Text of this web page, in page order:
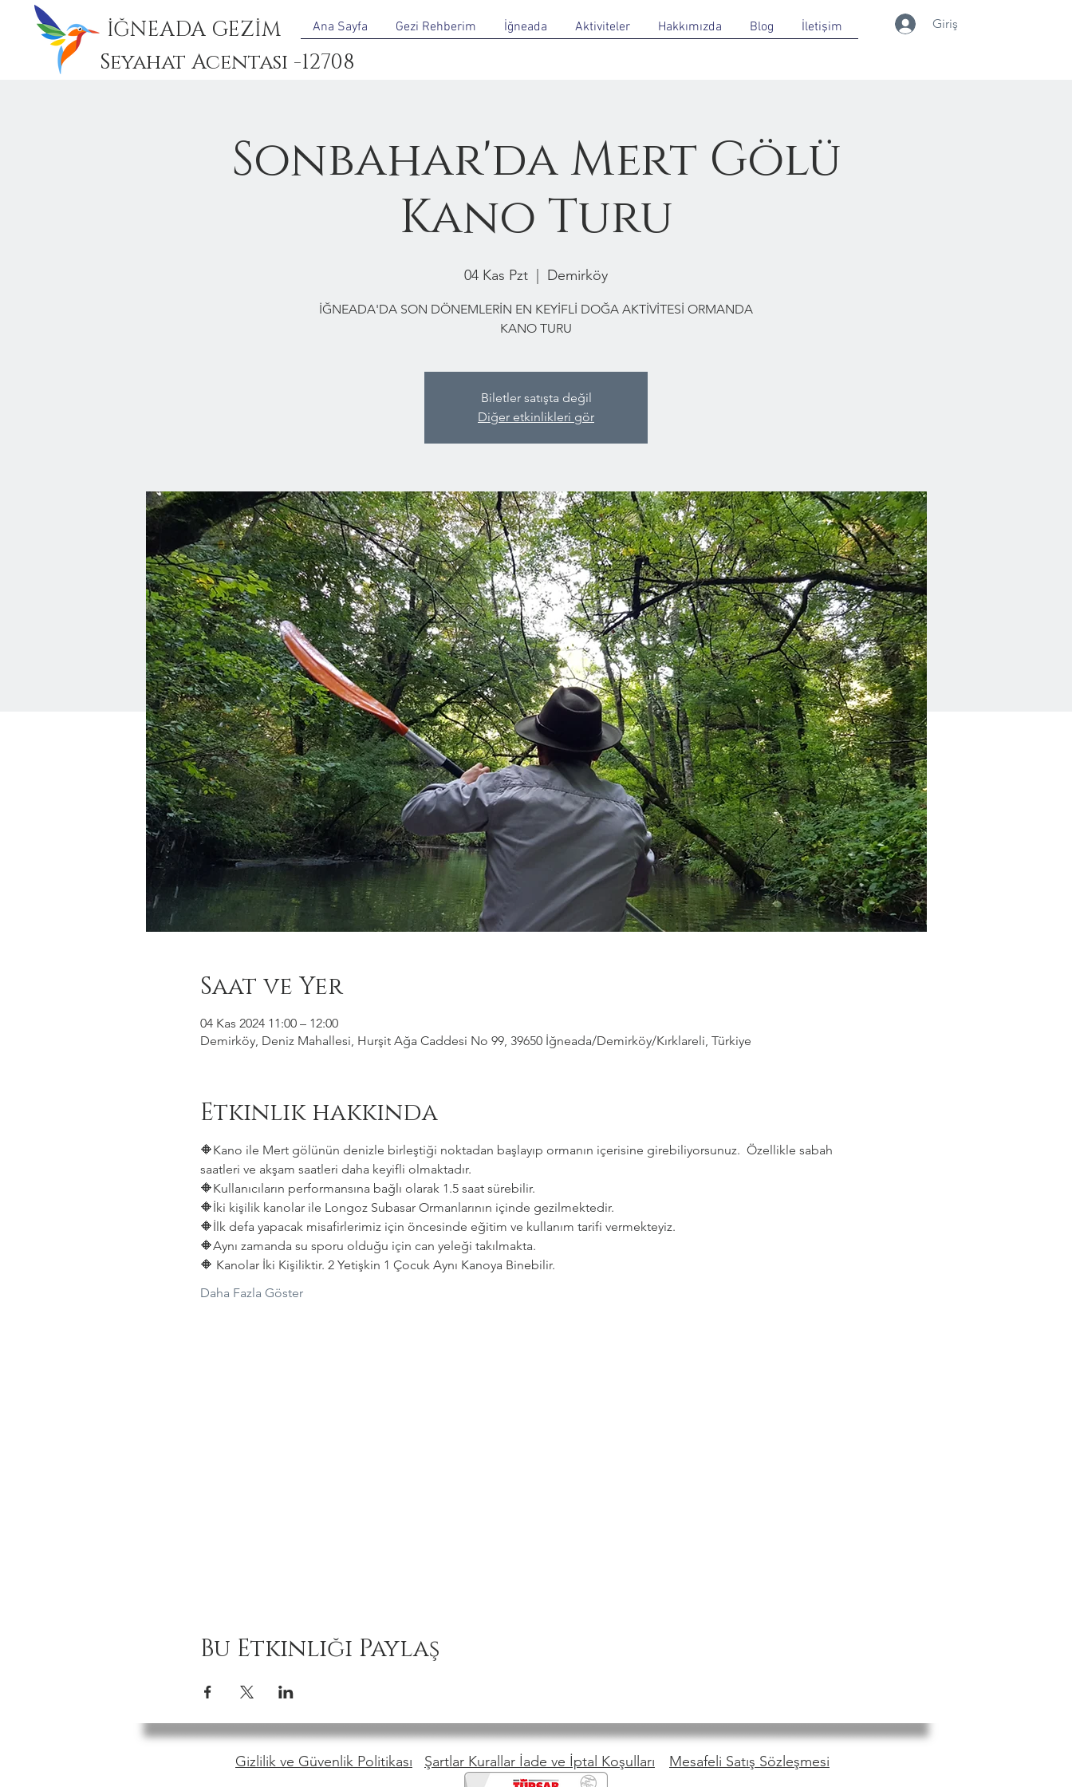
İĞNEADA GEZİM
Seyahat Acentası -12708
Ana Sayfa Gezi Rehberim İğneada Aktiviteler Hakkımızda Blog İletişim Giriş
Sonbahar'da Mert Gölü
Kano Turu
04 Kas Pzt Demirköy
İĞNEADA'DA SON DÖNEMLERİN EN KEYİFLİ DOĞA AKTİVİTESİ ORMANDA
KANO TURU
Biletler satışta değil
Diğer etkinlikleri gör
Saat ve Yer
04 Kas 2024 11:00 – 12:00
Demirköy, Deniz Mahallesi, Hurşit Ağa Caddesi No 99, 39650 İğneada/Demirköy/Kırklareli, Türkiye
Etkinlik hakkında
🔶Kano ile Mert gölünün denizle birleştiği noktadan başlayıp ormanın içerisine girebiliyorsunuz.  Özellikle sabah
saatleri ve akşam saatleri daha keyifli olmaktadır.
🔶Kullanıcıların performansına bağlı olarak 1.5 saat sürebilir.
🔶İki kişilik kanolar ile Longoz Subasar Ormanlarının içinde gezilmektedir.
🔶İlk defa yapacak misafirlerimiz için öncesinde eğitim ve kullanım tarifi vermekteyiz.
🔶Aynı zamanda su sporu olduğu için can yeleği takılmakta.
🔶 Kanolar İki Kişiliktir. 2 Yetişkin 1 Çocuk Aynı Kanoya Binebilir.
Daha Fazla Göster
Bu Etkinliği Paylaş
Gizlilik ve Güvenlik Politikası Şartlar Kurallar İade ve İptal Koşulları Mesafeli Satış Sözleşmesi